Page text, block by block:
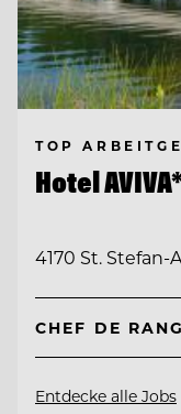
TOP
Hotel
4170 St. Stefan-
Entdecke alle Jobs